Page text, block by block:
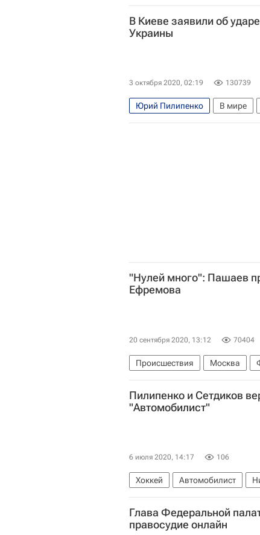
В Киеве заявили об
Украины
3 октября 2020, 02:19 130739
Юрий Пилипенко В мире
Мотор Сич
Вячеслав
"Нулей много": Пашаев
Ефремова
20 сентября 2020, 13:12 70404
Происшествия Москва
ДТП с участием Михаила
Сергей Захаров (погибший в
Пилипенко и Сетдиков
"Автомобилист"
6 июля 2020, 14:17 106
Хоккей Автомобилист
Глава Федеральной
правосудие онлайн